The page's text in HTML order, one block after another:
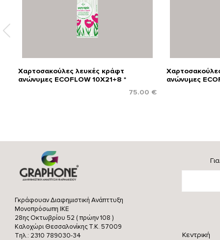
Χαρτοσακούλες λευκές κράφτ
ανώνυμες ECOFLOW 10X21+8 *
75.00 €
ανώνυμες
Γκράφουαν Διαφημιστική Ανάπττυξη
Μονοπρόσωπη ΙΚΕ
28ης Οκτωβρίου 52 ( πρώην 108 )
Καλοχώρι Θεσσαλονίκης Τ.Κ. 57009
Τηλ.: 2310 789030-34
Κεντρική